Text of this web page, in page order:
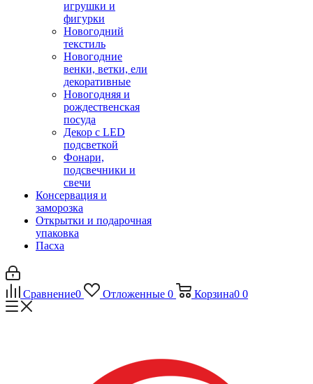
игрушки и
фигурки
Новогодний
текстиль
Новогодние
венки, ветки, ели
декоративные
Новогодняя и
рождественская
посуда
Декор с LED
подсветкой
Фонари,
подсвечники и
свечи
Консервация и
заморозка
Открытки и подарочная
упаковка
Пасха
Сравнение0 Отложенные 0 Корзина0 0